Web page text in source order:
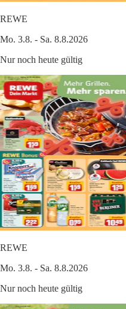
REWE
Mo. 3.8. - Sa. 8.8.2026
Nur noch heute gültig
REWE
Mo. 3.8. - Sa. 8.8.2026
Nur noch heute gültig